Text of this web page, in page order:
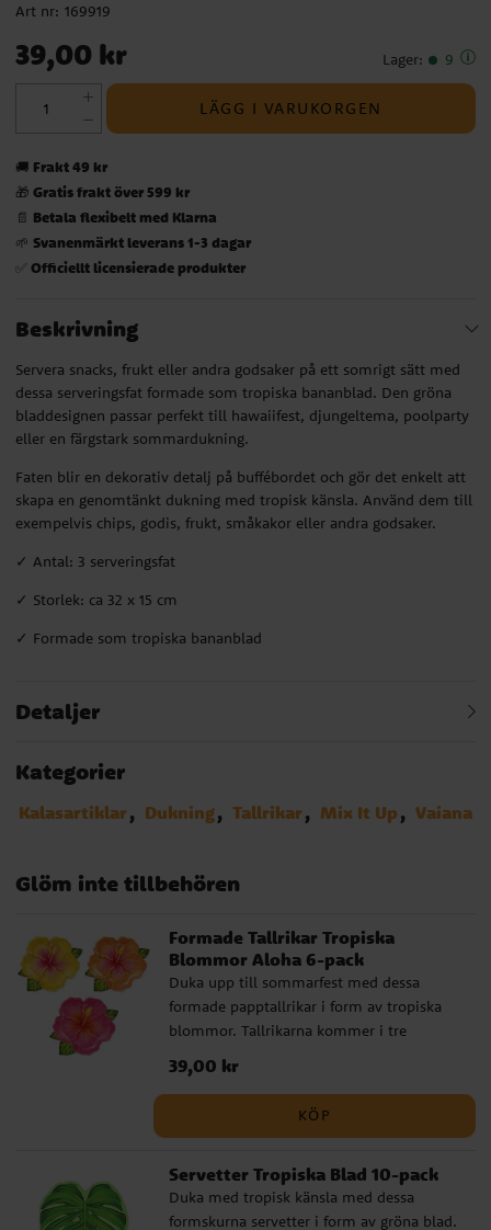
Art nr: 169919
Pris: 39,00 kr
39,00 kr Lager: 9
LÄGG I VARUKORGEN
🚚 Frakt 49 kr
🎁 Gratis frakt över 599 kr
📄 Betala flexibelt med Klarna
🌱 Svanenmärkt leverans 1-3 dagar
✅ Officiellt licensierade produkter
Beskrivning
Servera snacks, frukt eller andra godsaker på ett somrigt sätt med
dessa serveringsfat formade som tropiska bananblad. Den gröna
bladdesignen passar perfekt till hawaiifest, djungeltema, poolparty
eller en färgstark sommardukning.
Faten blir en dekorativ detalj på buffébordet och gör det enkelt att
skapa en genomtänkt dukning med tropisk känsla. Använd dem till
exempelvis chips, godis, frukt, småkakor eller andra godsaker.
✓ Antal: 3 serveringsfat
✓ Storlek: ca 32 x 15 cm
✓ Formade som tropiska bananblad
Detaljer
Kategorier
Kalasartiklar Dukning Tallrikar Mix It Up Vaiana
Glöm inte tillbehören
Formade Tallrikar Tropiska
Blommor Aloha 6-pack
Duka upp till sommarfest med dessa
formade papptallrikar i form av tropiska
blommor. Tallrikarna kommer i tre
färgglada varianter och passar perfekt till
hawaiifest, poolparty, sommarkalas eller
en dukning med tropiskt tema. Den
dekorativa blomformen gör tallrikarna till
som de är praktiska för snacks och lättare
mat. ✓ Antal: 6 papptallrikar ✓ Storlek: ca
26 x 22 cm ✓ 3 olika färger ingår
Pris:39,00 kr
39,00 kr
KÖP
Servetter Tropiska Blad 10-pack
Duka med tropisk känsla med dessa
formskurna servetter i form av gröna blad.